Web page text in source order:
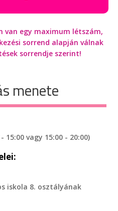
van egy maximum létszám,
sorrend alapján válnak
sorrendje szerint!
menete
vagy 15:00 - 20:00)
iskola 8. osztályának